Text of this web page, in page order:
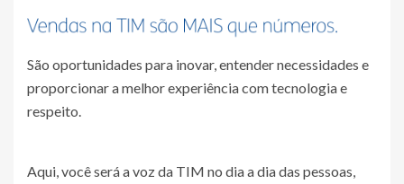
São oportunidades para inovar, entender necessidades e
proporcionar a melhor experiência com tecnologia e
respeito.
Aqui, você será a voz da TIM no dia a dia das pessoas,